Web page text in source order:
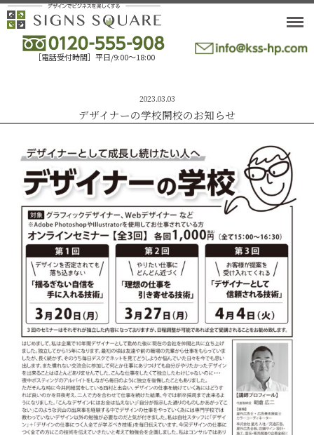
［電話受付時間］平日/9:00〜18:00
2023.03.03
デザイナーの学校開校のお知らせ